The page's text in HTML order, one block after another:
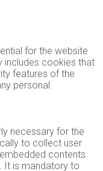
for the website
includes cookies that
features of the
personal
necessary for the
to collect user
contents
It is mandatory to